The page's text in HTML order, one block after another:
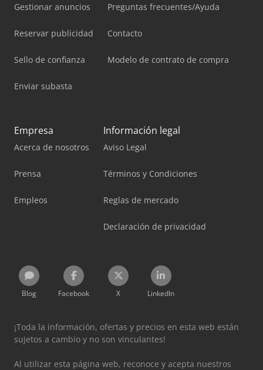
Gestionar anuncios
Reservar publicidad
Sello de confianza
Enviar subasta
Preguntas frecuentes/Ayuda
Contacto
Modelo de contrato de compra
Empresa
Acerca de nosotros
Prensa
Empleos
Información legal
Aviso Legal
Términos y Condiciones
Reglas de mercado
Declaración de privacidad
Blog Facebook X LinkedIn
¡Toda la información, ofertas y precios en esta web están
sujetos a cambio y no son vinculantes!
Al utilizar esta página web, reconoce y acepta nuestros